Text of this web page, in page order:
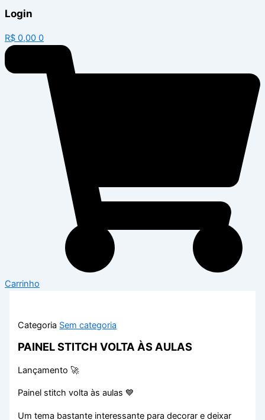
Login
R$ 0,00 0
Carrinho
Categoria Sem categoria
PAINEL STITCH VOLTA ÀS AULAS
Lançamento 🚀
Painel stitch volta às aulas 💙
Um tema bastante interessante para decorar e deixar